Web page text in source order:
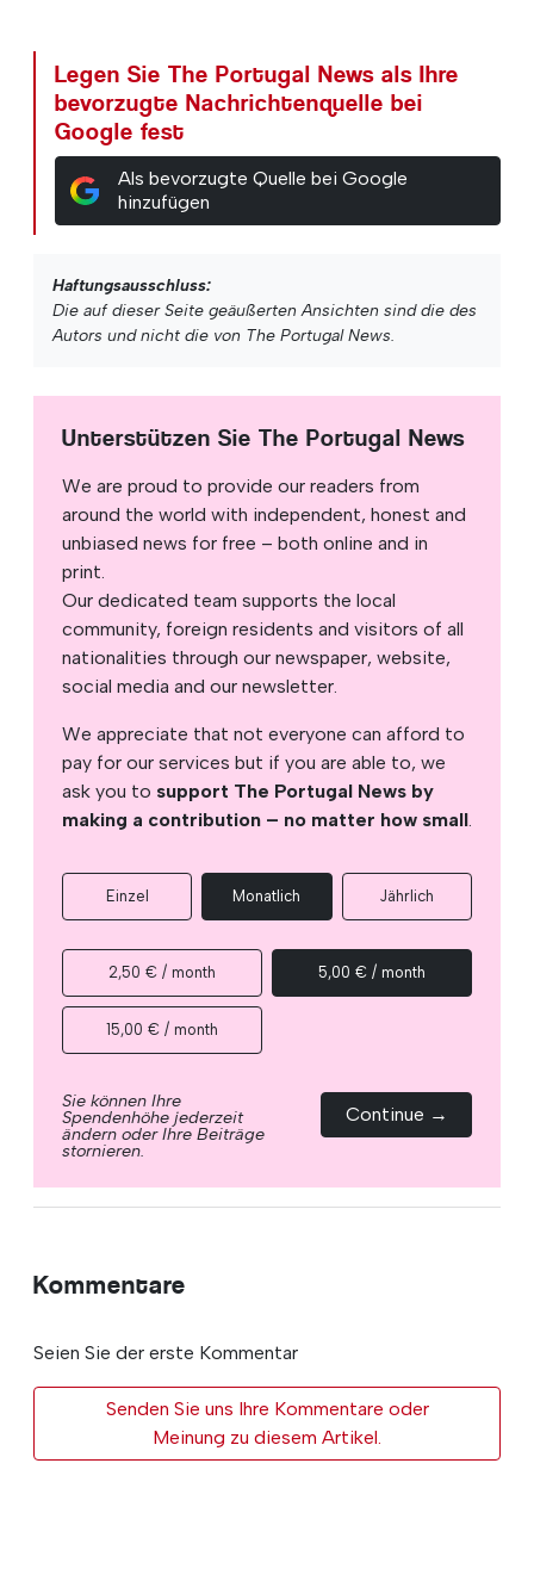
Legen Sie The Portugal News als Ihre
bevorzugte Nachrichtenquelle bei
Google fest
Als bevorzugte Quelle bei Google
hinzufügen
Haftungsausschluss:
Die auf dieser Seite geäußerten Ansichten sind die des
Autors und nicht die von The Portugal News.
Unterstützen Sie The Portugal News
We are proud to provide our readers from
around the world with independent, honest and
unbiased news for free – both online and in
print.
Our dedicated team supports the local
community, foreign residents and visitors of all
nationalities through our newspaper, website,
social media and our newsletter.
We appreciate that not everyone can afford to
pay for our services but if you are able to, we
ask you to support The Portugal News by
making a contribution – no matter how small
Einzel Monatlich Jährlich
2,50 € / month 5,00 € / month
15,00 € / month
Sie können Ihre
Spendenhöhe jederzeit
ändern oder Ihre Beiträge
stornieren.
Continue →
Kommentare
Seien Sie der erste Kommentar
Senden Sie uns Ihre Kommentare oder
Meinung zu diesem Artikel.